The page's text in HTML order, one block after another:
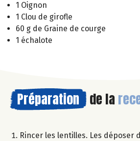
1 Oignon
1 Clou de girofle
60 g de Graine de courge
1 échalote
Préparation de la
Rincer les lentilles. Les déposer